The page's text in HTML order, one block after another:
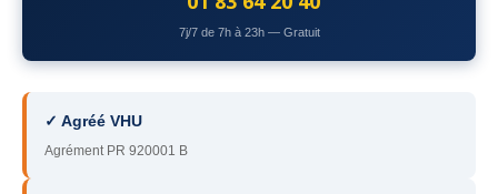
– Yvelines
92– Hauts-de-Seine
93 – Seine-Saint-Denis
94– Val-de-Marne
7j/7 de 7h à 23h — Gratuit
✓ Agréé VHU
Agrément PR 920001 B